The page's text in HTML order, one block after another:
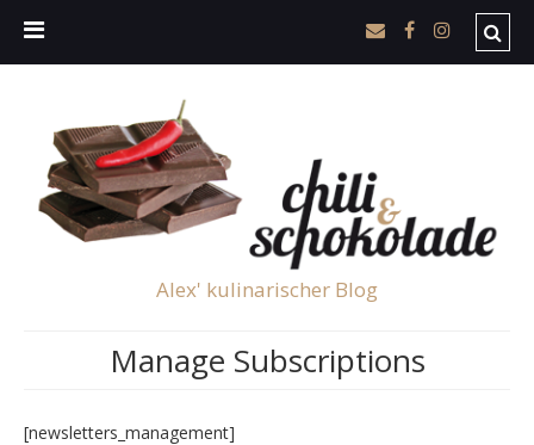
Alex' kulinarischer Blog
Manage Subscriptions
[newsletters_management]